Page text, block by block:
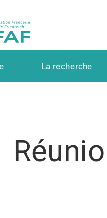
La recherche